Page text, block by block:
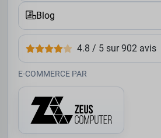
Blog
4.8 / 5 sur 902 avis
E-COMMERCE PAR